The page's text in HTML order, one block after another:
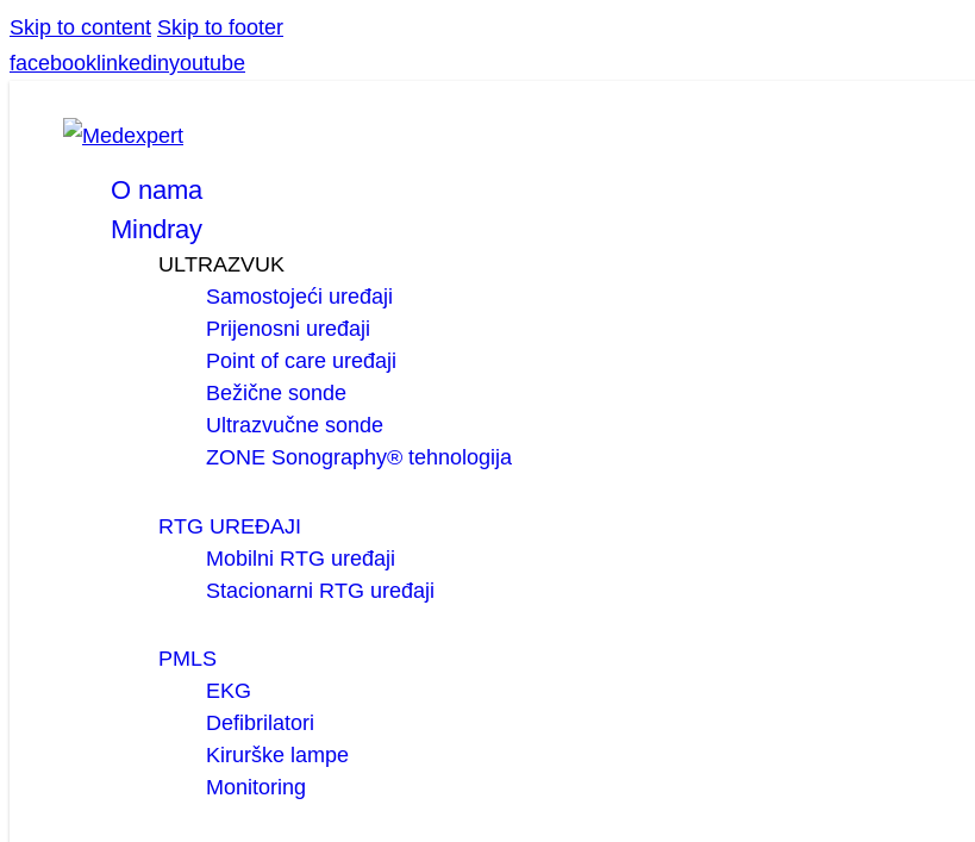
Skip to content Skip to footer
facebook linkedinyoutube
O nama
Mindray
ULTRAZVUK
Samostojeći uređaji
Prijenosni uređaji
Point of care uređaji
Bežične sonde
Ultrazvučne sonde
ZONE Sonography® tehnologija
RTG UREĐAJI
Mobilni RTG uređaji
Stacionarni RTG uređaji
PMLS
EKG
Defibrilatori
Kirurške lampe
Monitoring